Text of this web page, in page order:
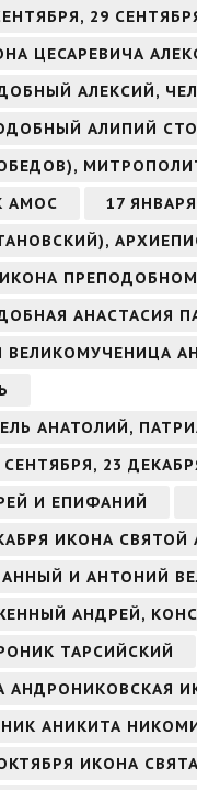
29
ЦЕСАРЕВИЧА
АЛЕКСИЙ,
АЛИПИЙ
АМОС
17
ИКОНА
АНАСТАСИЯ
ВЕЛИКОМУЧЕНИЦА
АНАТОЛИЙ,
СЕНТЯБРЯ, 23
И ЕПИФАНИЙ
ИКОНА
И АНТОНИЙ
АНДРЕЙ,
ТАРСИЙСКИЙ
АНДРОНИКОВСКАЯ
АНИКИТА
ИКОНА